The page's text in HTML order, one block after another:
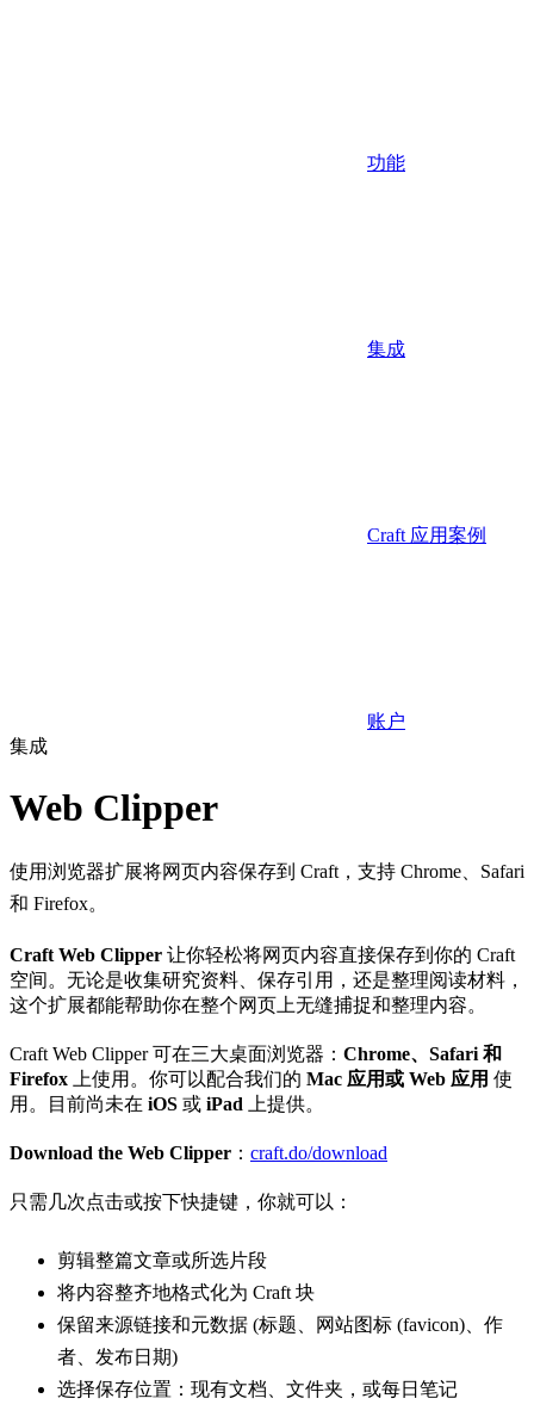
功能
集成
Craft 应用案例
账户
集成
Web Clipper
使用浏览器扩展将网页内容保存到 Craft，支持 Chrome、Safari
和 Firefox。
Craft Web Clipper 让你轻松将网页内容直接保存到你的 Craft
空间。无论是收集研究资料、保存引用，还是整理阅读材料，
这个扩展都能帮助你在整个网页上无缝捕捉和整理内容。
Craft Web Clipper 可在三大桌面浏览器： Chrome、Safari 和
Firefox 上使用。你可以配合我们的 Mac 应用或 Web 应用 使
用。目前尚未在 iOS 或 iPad 上提供。
Download the Web Clipper ： craft.do/download
只需几次点击或按下快捷键，你就可以：
剪辑整篇文章或所选片段
将内容整齐地格式化为 Craft 块
保留来源链接和元数据 (标题、网站图标 (favicon)、作
者、发布日期)
选择保存位置：现有文档、文件夹，或每日笔记